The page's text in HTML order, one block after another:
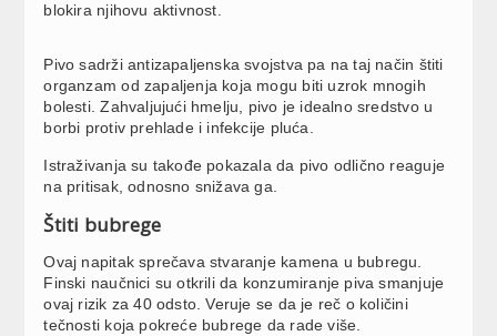
blokira njihovu aktivnost.
Pivo sadrži antizapaljenska svojstva pa na taj način štiti
organzam od zapaljenja koja mogu biti uzrok mnogih
bolesti. Zahvaljujući hmelju, pivo je idealno sredstvo u
borbi protiv prehlade i infekcije pluća.
Istraživanja su takođe pokazala da pivo odlično reaguje
na pritisak, odnosno snižava ga.
Štiti bubrege
Ovaj napitak sprečava stvaranje kamena u bubregu.
Finski naučnici su otkrili da konzumiranje piva smanjuje
ovaj rizik za 40 odsto. Veruje se da je reč o količini
tečnosti koja pokreće bubrege da rade više.